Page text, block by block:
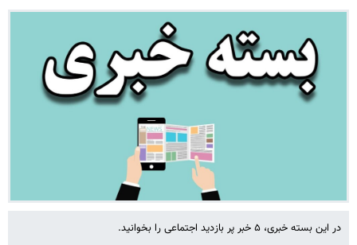
در این بسته خبری، ۵ خبر پر بازدید اجتماعی را بخوانید.